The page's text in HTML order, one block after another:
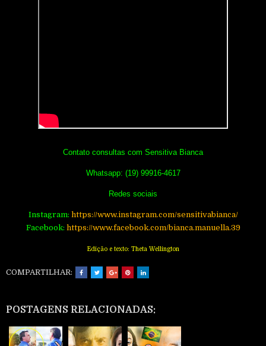
Contato consultas com Sensitiva Bianca
Whatsapp: (19) 99916-4617
Redes sociais
Instagram: https://www.instagram.com/sensitivabianca/
Facebook: https://www.facebook.com/bianca.manuella.39
Edição e texto: Theta Wellington
COMPARTILHAR:
POSTAGENS RELACIONADAS: